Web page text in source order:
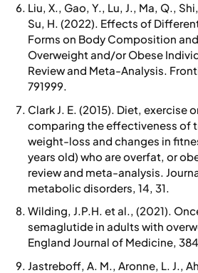
Liu, X., Gao, Y., Lu, J., Ma, Q.,
Su, H. (2022). Effects of
Forms on Body Composition
Overweight and/or Obese
Review and Meta-Analysis.
791999.
Clark J. E. (2015). Diet, exercise
comparing the effectiveness of
weight-loss and changes in
years old) who are overfat, or
review and meta-analysis.
metabolic disorders, 14, 31.
Wilding, J.P.H. et al., (2021).
semaglutide in adults with
England Journal of Medicine,
Jastreboff, A. M., Aronne, L. J.,